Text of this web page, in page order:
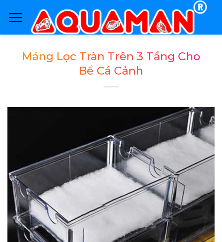
content
Máng Lọc Tràn Trên 3 Tầng Cho
Bể Cá Cảnh